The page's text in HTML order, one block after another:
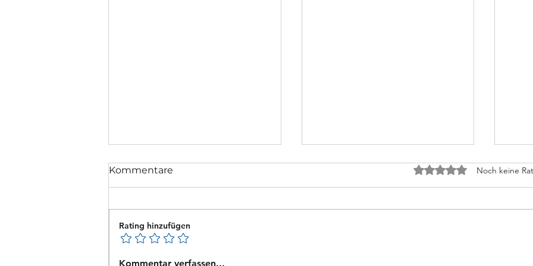
Neuer Vorsitzender
Kommentare Mit 0 von 5 Sternen
Noch keine
Rating hinzufügen
Kommentar verfassen...